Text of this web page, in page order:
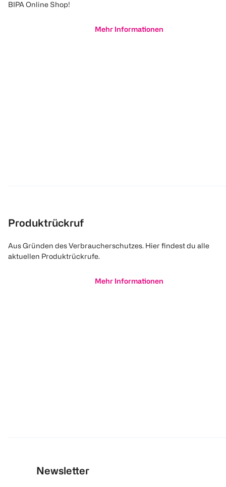
BIPA Online Shop!
Mehr Informationen
Produktrückruf
Aus Gründen des Verbraucherschutzes. Hier findest du alle
aktuellen Produktrückrufe.
Mehr Informationen
Newsletter